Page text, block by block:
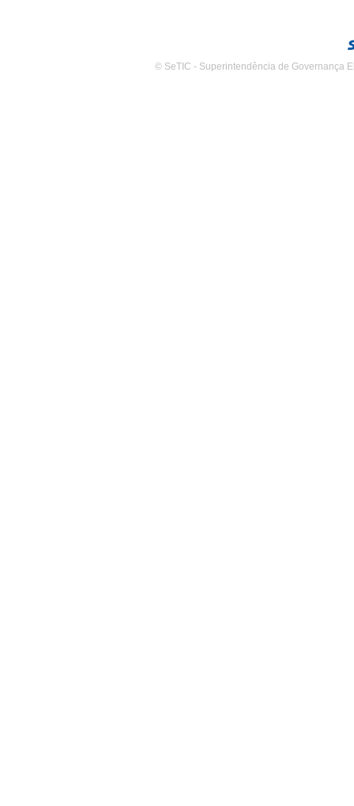
© SeTIC - Superintendência de Governança